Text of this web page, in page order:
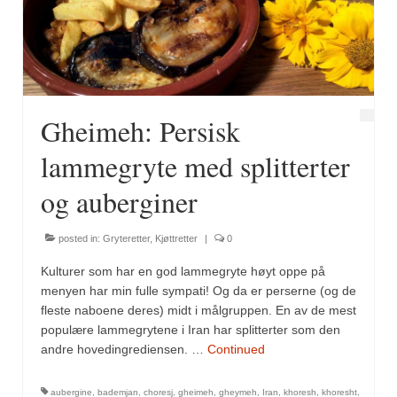
Fugl
Gryteretter
Snacks
Supper
Vegetar
Krydder, oppskrifter
Albóndigaskrydder
Bouquet garni
Gheimeh: Persisk
lammegryte med splitterter
og auberginer
posted in: Gryteretter, Kjøttretter | 0
Kulturer som har en god lammegryte høyt oppe på
menyen har min fulle sympati! Og da er perserne (og de
fleste naboene deres) midt i målgruppen. En av de mest
populære lammegrytene i Iran har splitterter som den
andre hovedingrediensen. … Continued
aubergine bademjan choresj gheimeh gheymeh Iran khoresh khoresht